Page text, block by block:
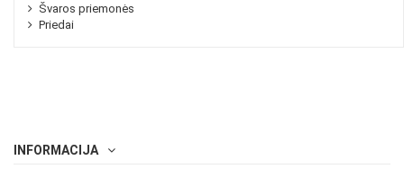
Švaros priemonės
Priedai
INFORMACIJA